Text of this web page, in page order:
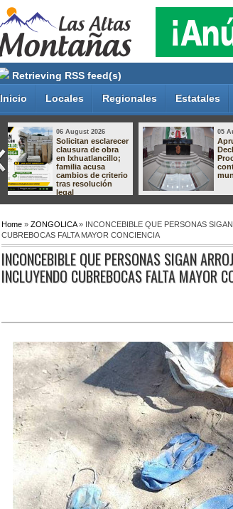
Retrieving RSS feed(s)
Inicio Locales Regionales Estatales
05 August 2026
Gobierno de
Orizaba mantiene
diálogo con
comerciantes para
construir
soluciones en
Home » ZONGOLICA» INCONCEBIBLE QUE PERSONAS
CUBREBOCAS FALTA MAYOR CONCIENCIA
INCONCEBIBLE QUE PERSONAS SIGAN
INCLUYENDO CUBREBOCAS FALTA MAYOR